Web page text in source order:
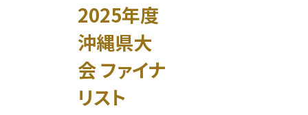
2025年度
沖縄県大
会 ファイナ
リスト